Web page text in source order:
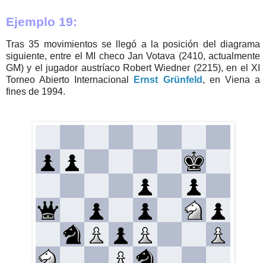
Ejemplo 19:
Tras 35 movimientos se llegó a la posición del diagrama
siguiente, entre el MI checo Jan Votava (2410, actualmente
GM) y el jugador austríaco Robert Wiedner (2215), en el XI
Torneo Abierto Internacional
Ernst Grünfeld , en Viena a
fines de 1994.